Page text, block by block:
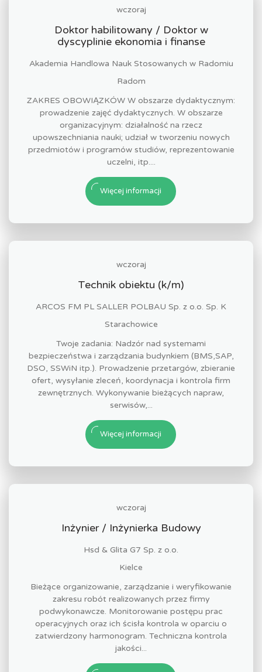
wczoraj
Doktor habilitowany / Doktor w
dyscyplinie ekonomia i finanse
Akademia Handlowa Nauk Stosowanych w Radomiu
Radom
ZAKRES OBOWIĄZKÓW W obszarze dydaktycznym:
prowadzenie zajęć dydaktycznych. W obszarze
organizacyjnym: działalność na rzecz
upowszechniania nauki; udział w tworzeniu nowych
przedmiotów i programów studiów, reprezentowanie
uczelni, itp....
Więcej informacji
wczoraj
Technik obiektu (k/m)
ARCOS FM PL SALLER POLBAU Sp. z o.o. Sp. K
Starachowice
Twoje zadania: Nadzór nad systemami
bezpieczeństwa i zarządzania budynkiem (BMS,SAP,
DSO, SSWiN itp.). Prowadzenie przetargów, zbieranie
ofert, wysyłanie zleceń, koordynacja i kontrola firm
zewnętrznych. Wykonywanie bieżących napraw,
serwisów,...
Więcej informacji
wczoraj
Inżynier / Inżynierka Budowy
Hsd & Glita G7 Sp. z o.o.
Kielce
Bieżące organizowanie, zarządzanie i weryfikowanie
zakresu robót realizowanych przez firmy
podwykonawcze. Monitorowanie postępu prac
operacyjnych oraz ich ścisła kontrola w oparciu o
zatwierdzony harmonogram. Techniczna kontrola
jakości...